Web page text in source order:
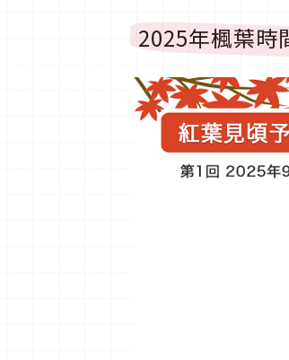
2025年楓葉時